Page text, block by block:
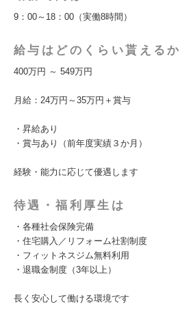
9：00～18：00（実働8時間）
給与はどのくらい貰えるか
400万円 ～ 549万円
月給：24万円～35万円＋賞与
・昇給あり
・賞与あり（前年度実績３か月）
経験・能力に応じて優遇します
待遇・福利厚生は
・各種社会保険完備
・住宅購入／リフォーム社割制度
・フィットネスジム無料利用
・退職金制度（3年以上）
長く安心して働ける環境です